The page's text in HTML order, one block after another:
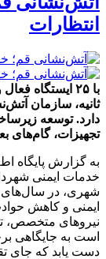
انتظارات
ثانیه، سازمان
دارد. توسعه
تجهیزات، گام‌های
به گزارش پایگاه
خدمات ایمنی
شهری، در سال‌های
ایمنی و کاهش
نیروهای متخصص،
است به جایگاهی
دست یابد که جای